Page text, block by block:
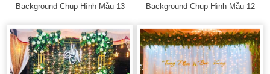
Background Chụp Hình Mẫu 13 Background Chụp Hình Mẫu 12